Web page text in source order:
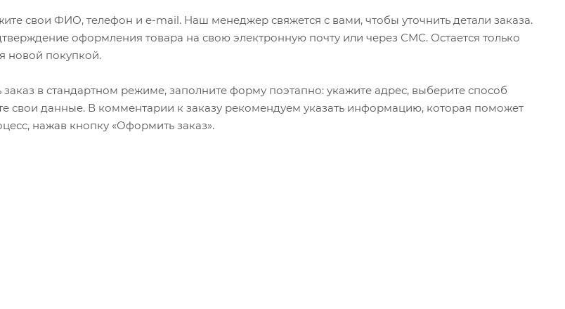
свои ФИО, телефон и e-mail. Наш менеджер свяжется с вами, чтобы уточнить детали заказа.
оформления товара на свою электронную почту или через СМС. Остается только
новой покупкой.
в стандартном режиме, заполните форму поэтапно: укажите адрес, выберите способ
свои данные. В комментарии к заказу рекомендуем указать информацию, которая поможет
нажав кнопку «Оформить заказ».